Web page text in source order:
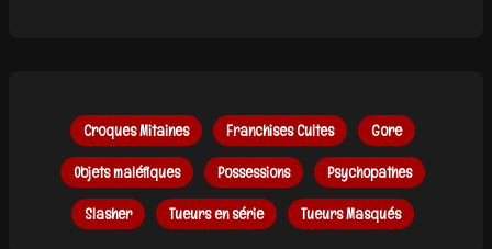
Croques Mitaines Franchises Cultes Gore
Objets maléfiques Possessions Psychopathes
Slasher Tueurs en série Tueurs Masqués